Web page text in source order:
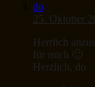
do
25. Oktober
Herrlich
für mich 🙂
Herzlich, do